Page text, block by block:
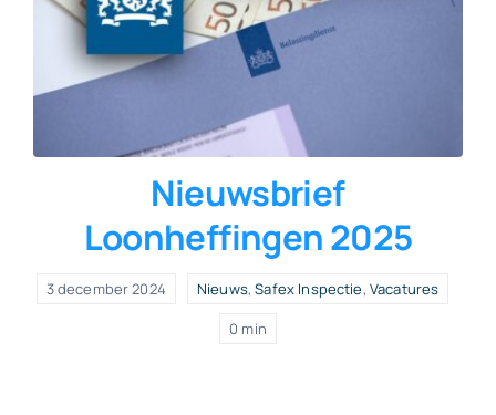
Nieuwsbrief
Loonheffingen 2025
3 december 2024 Nieuws,Safex Inspectie, Vacatures
0 min